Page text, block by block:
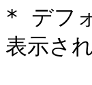
* デフ
表示さ